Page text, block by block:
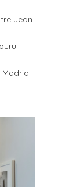
Jean
Madrid